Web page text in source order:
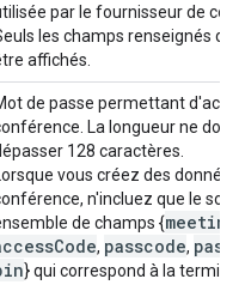
par le fournisseur de
les champs renseignés
affichés.
de passe permettant
La longueur ne doit
128 caractères.
vous créez des
n'incluez que le
de champs {
, passcode,
} qui correspond à la